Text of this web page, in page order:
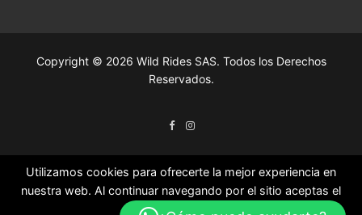
Copyright © 2026 Wild Rides SAS. Todos los Derechos
Reservados.
Utilizamos cookies para ofrecerte la mejor experiencia en
nuestra web. Al continuar navegando por el sitio aceptas el
uso de las mismas.